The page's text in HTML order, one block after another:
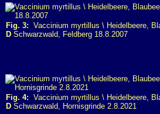
Fig. 3: Vaccinium myrtillus \ Heidelbeere,
D Schwarzwald, Feldberg 18.8.2007
Fig. 4: Vaccinium myrtillus \ Heidelbeere,
D Schwarzwald, Hornisgrinde 2.8.2021